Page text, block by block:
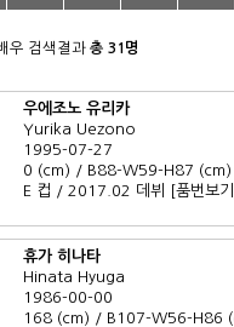
우 검색결과 총 31명
우에조노 유리카
Yurika Uezono
1995-07-27
0 (cm) / B88-W59-H87 (cm)
E 컵 / 2017.02 데뷔
[품번보
휴가 히나타
Hinata Hyuga
1986-00-00
168 (cm) / B107-W56-H86